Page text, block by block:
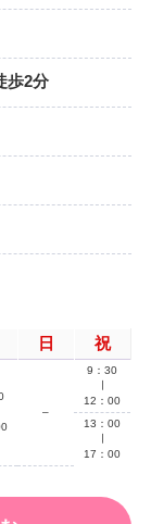
歩2分
日 祝
–
9：30
12：00
13：00
17：00